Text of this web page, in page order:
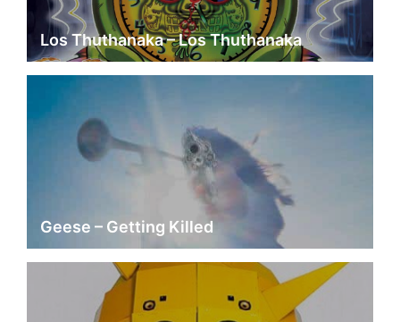
Los Thuthanaka – Los Thuthanaka
Geese – Getting Killed